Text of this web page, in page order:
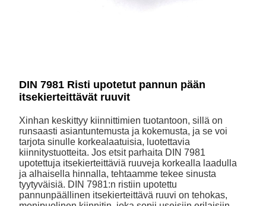
DIN 7981 Risti upotetut pannun pään
itsekierteittävät ruuvit
Xinhan keskittyy kiinnittimien tuotantoon, sillä on
runsaasti asiantuntemusta ja kokemusta, ja se voi
tarjota sinulle korkealaatuisia, luotettavia
kiinnitystuotteita. Jos etsit parhaita DIN 7981
upotettuja itsekierteittäviä ruuveja korkealla laadulla
ja alhaisella hinnalla, tehtaamme tekee sinusta
tyytyväisiä. DIN 7981:n ristiin upotettu
pannunpäällinen itsekierteittävä ruuvi on tehokas,